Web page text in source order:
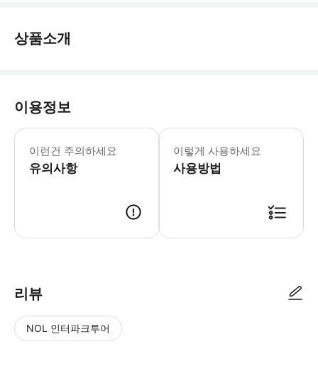
상품소개
이용정보
이런건 주의하세요
유의사항
서령인사는 고산 남쪽 기슭에 위치하
이렇게 사용하세요
사용방법
리뷰
NOL 인터파크투어